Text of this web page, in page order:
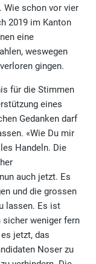
Wie schon vor vier
2019 im Kanton
eine
weswegen
gingen.
für die Stimmen
eines
Gedanken darf
«Wie Du mir
Handeln. Die
auch jetzt. Es
und die grossen
lassen. Es ist
weniger fern
jetzt, das
Noser zu